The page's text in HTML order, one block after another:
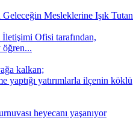
Mesleklerine Işık Tutan
Ofisi tarafından,
öğren...
kalkan;
yaptığı yatırımlarla ilçenin köklü
heyecanı yaşanıyor